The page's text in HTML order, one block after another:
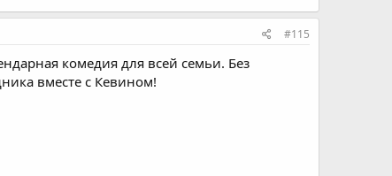
#115
комедия для всей семьи. Без
вместе с Кевином!